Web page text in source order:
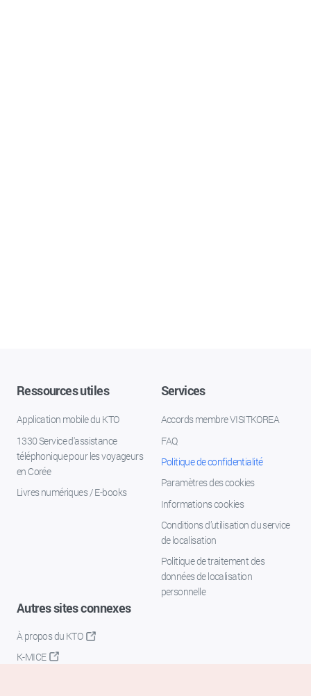
Ressources utiles
Application mobile du KTO
1330 Service d'assistance
téléphonique pour les voyageurs
en Corée
Livres numériques / E-books
Services
Accords membre VISITKOREA
FAQ
Politique de confidentialité
Paramètres des cookies
Informations cookies
Conditions d’utilisation du service
de localisation
Politique de traitement des
données de localisation
personnelle
Autres sites connexes
À propos du KTO
K-MICE